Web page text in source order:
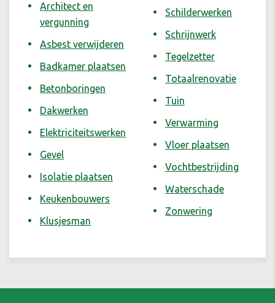
Architect en
vergunning
Asbest verwijderen
Badkamer plaatsen
Betonboringen
Dakwerken
Elektriciteitswerken
Gevel
Isolatie plaatsen
Keukenbouwers
Klusjesman
Schilderwerken
Schrijnwerk
Tegelzetter
Totaalrenovatie
Tuin
Verwarming
Vloer plaatsen
Vochtbestrijding
Waterschade
Zonwering